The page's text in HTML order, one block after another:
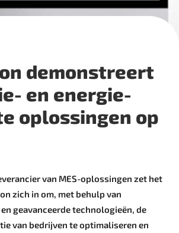
demonstreert
en energie-
oplossingen op
van MES-oplossingen zet het
zich in om, met behulp van
geavanceerde technologieën, de
van bedrijven te optimaliseren en